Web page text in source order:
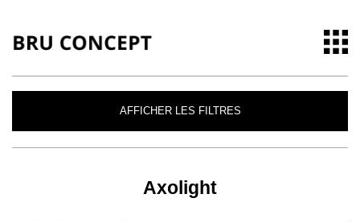
AFFICHER LES FILTRES
Axolight